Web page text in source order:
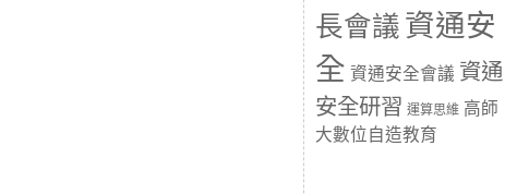
長會議 資通安
全 資通安全會議 資通
安全研習 運算思維 高師
大數位自造教育